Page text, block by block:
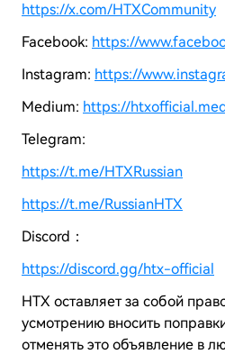
https://x.com/HTXCommunity
Facebook: https://
Instagram: https://
Medium: https://
Telegram:
https://t.me/HTXRussian
https://t.me/RussianHTX
Discord：
https://discord.gg/htx-official
HTX оставляет за собой
усмотрению вносить
отменять это объявление в